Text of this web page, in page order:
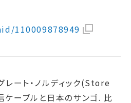
110009878949
ート・ノルディック(Store
ーブルと日本のサンゴ. 比